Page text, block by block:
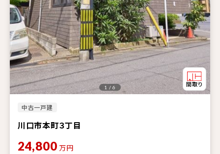
中古一戸建
川口市本町３丁目
1 / 6
24,800 万円